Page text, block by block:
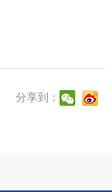
分享到：